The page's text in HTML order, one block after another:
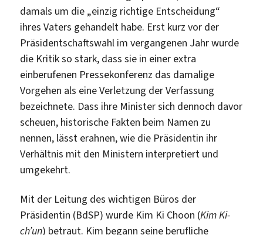
damals um die „einzig richtige Entscheidung“
ihres Vaters gehandelt habe. Erst kurz vor der
Präsidentschaftswahl im vergangenen Jahr wurde
die Kritik so stark, dass sie in einer extra
einberufenen Pressekonferenz das damalige
Vorgehen als eine Verletzung der Verfassung
bezeichnete. Dass ihre Minister sich dennoch davor
scheuen, historische Fakten beim Namen zu
nennen, lässt erahnen, wie die Präsidentin ihr
Verhältnis mit den Ministern interpretiert und
umgekehrt.
Mit der Leitung des wichtigen Büros der
Präsidentin (BdSP) wurde Kim Ki Choon (Kim Ki-
ch’un) betraut. Kim begann seine berufliche